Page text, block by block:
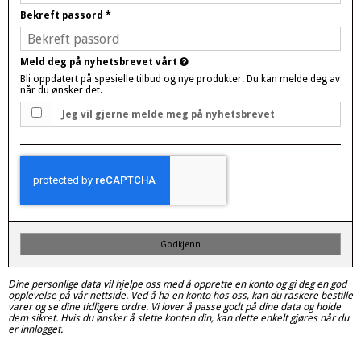
Bekreft passord *
Meld deg på nyhetsbrevet vårt
Bli oppdatert på spesielle tilbud og nye produkter. Du kan melde deg av
når du ønsker det.
Jeg vil gjerne melde meg på nyhetsbrevet
Godkjenn
Dine personlige data vil hjelpe oss med å opprette en konto og gi deg en god
opplevelse på vår nettside. Ved å ha en konto hos oss, kan du raskere bestille
varer og se dine tidligere ordre. Vi lover å passe godt på dine data og holde
dem sikret. Hvis du ønsker å slette konten din, kan dette enkelt gjøres når du
er innlogget.